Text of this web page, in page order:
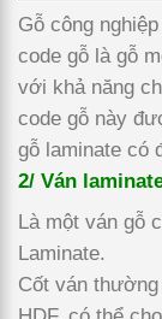
Gỗ công
code gỗ là gỗ
với khả năng
code gỗ này
gỗ laminate có
2/ Ván
Là một ván gỗ
Laminate.
Cốt ván